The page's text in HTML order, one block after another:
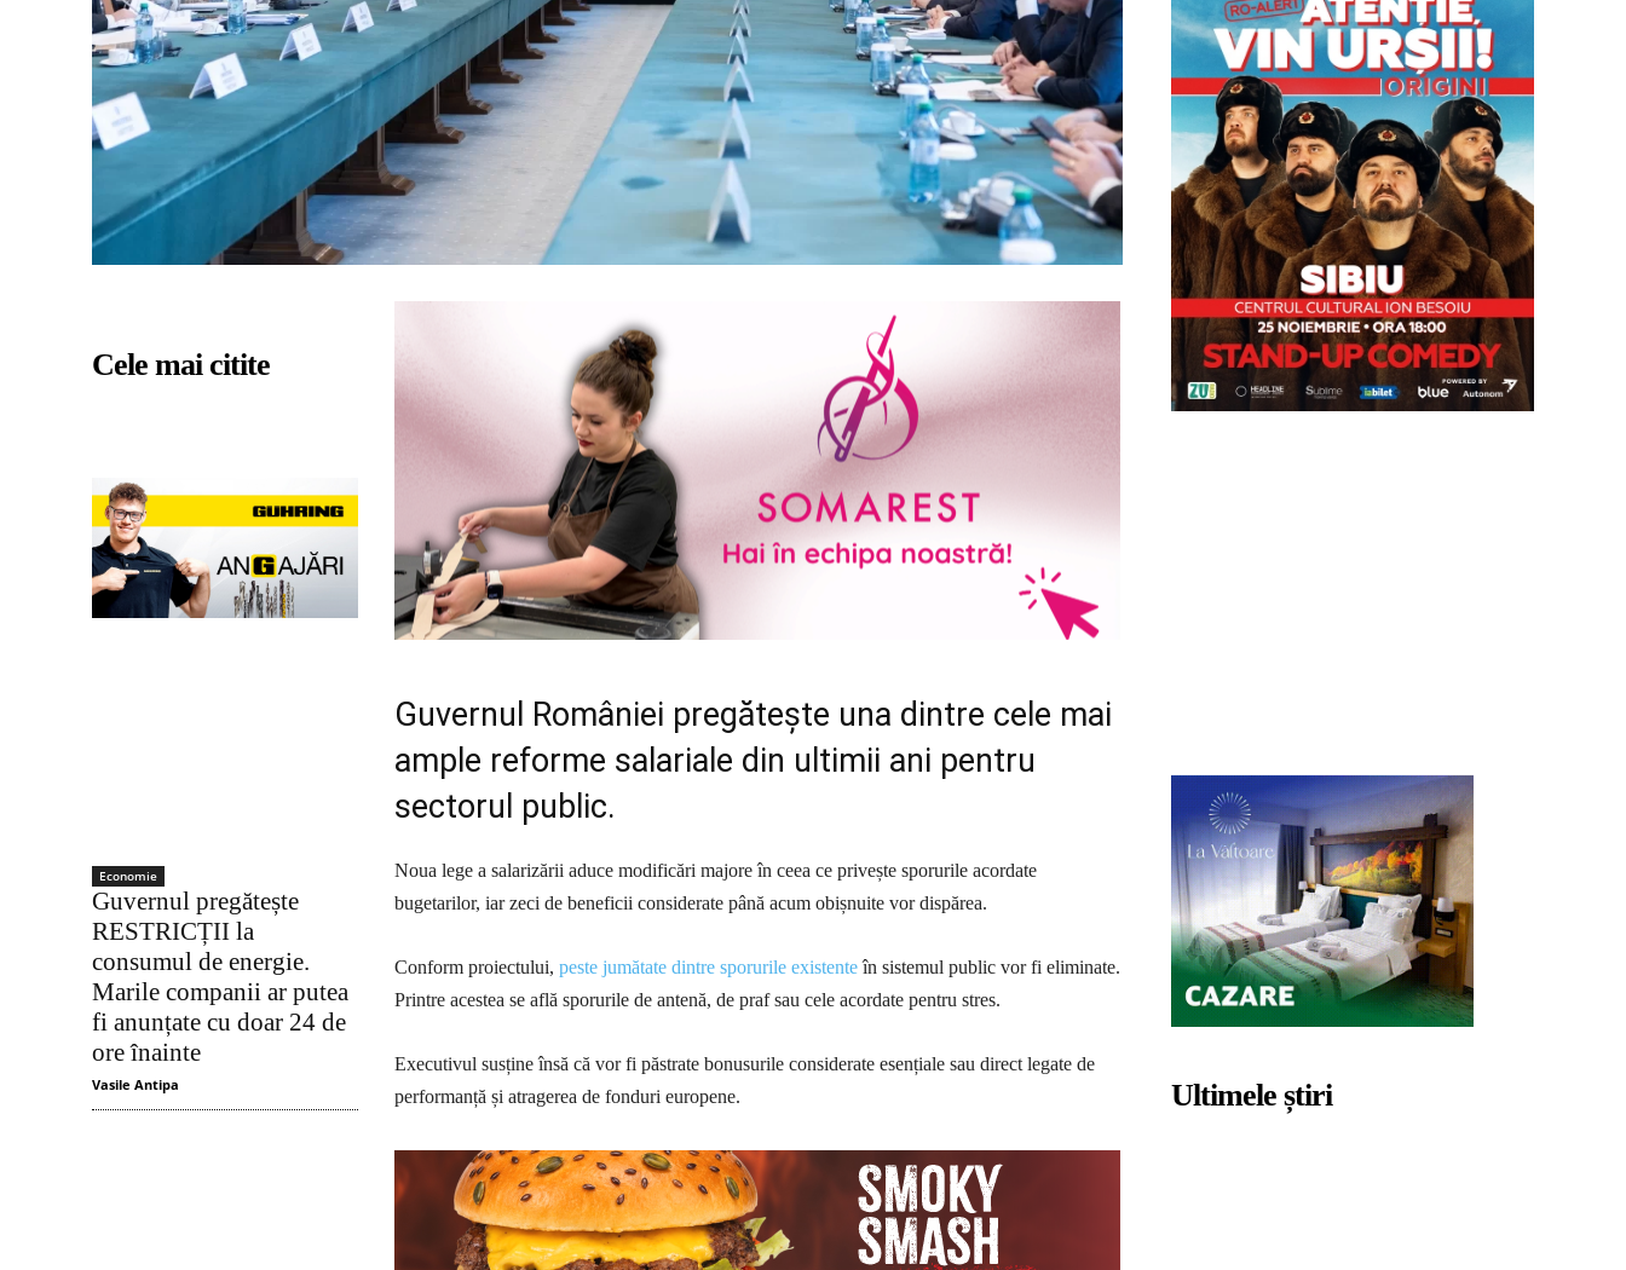
Cele mai citite
Economie
Guvernul pregătește
RESTRICȚII la
consumul de energie.
Marile companii ar putea
fi anunțate cu doar 24 de
ore înainte
Vasile Antipa
Guvernul României pregătește una dintre cele mai
ample reforme salariale din ultimii ani pentru
sectorul public.
Noua lege a salarizării aduce modificări majore în ceea ce privește sporurile acordate
bugetarilor, iar zeci de beneficii considerate până acum obișnuite vor dispărea.
Conform proiectului, peste jumătate dintre sporurile existenteîn sistemul public vor fi eliminate.
Printre acestea se află sporurile de antenă, de praf sau cele acordate pentru stres.
Executivul susține însă că vor fi păstrate bonusurile considerate esențiale sau direct legate de
performanță și atragerea de fonduri europene.
Ultimele știri